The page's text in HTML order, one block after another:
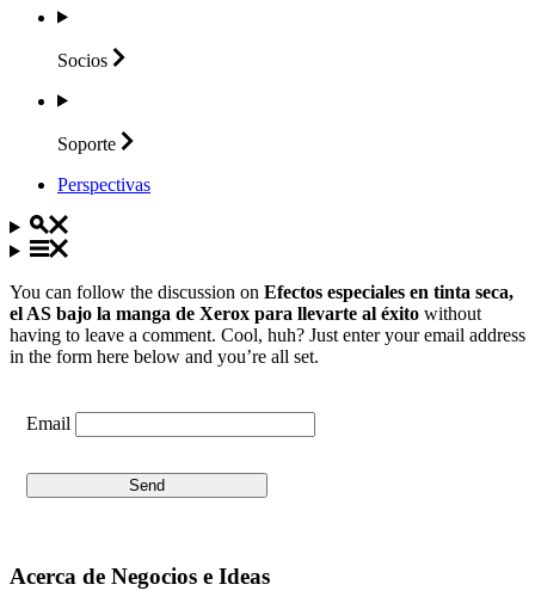
Socios
Soporte
Perspectivas
You can follow the discussion on Efectos especiales en tinta seca,
el AS bajo la manga de Xerox para llevarte al éxito without
having to leave a comment. Cool, huh? Just enter your email address
in the form here below and you’re all set.
Email
Acerca de Negocios e Ideas